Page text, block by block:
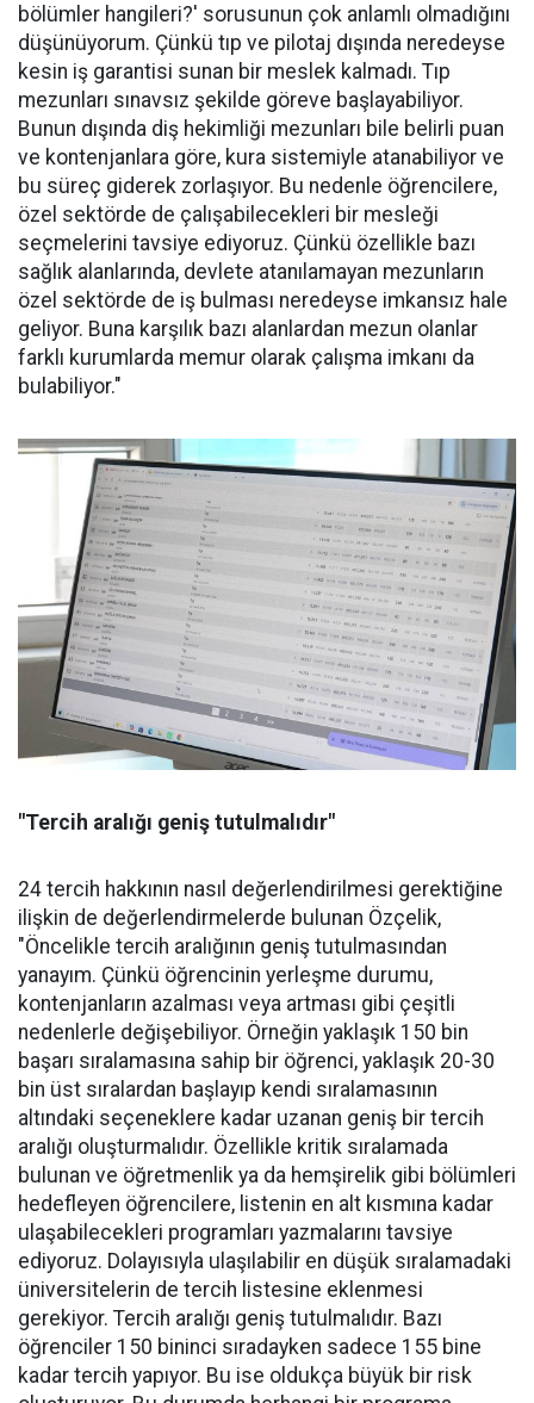
bölümler hangileri?' sorusunun çok anlamlı olmadığını
düşünüyorum. Çünkü tıp ve pilotaj dışında neredeyse
kesin iş garantisi sunan bir meslek kalmadı. Tıp
mezunları sınavsız şekilde göreve başlayabiliyor.
Bunun dışında diş hekimliği mezunları bile belirli puan
ve kontenjanlara göre, kura sistemiyle atanabiliyor ve
bu süreç giderek zorlaşıyor. Bu nedenle öğrencilere,
özel sektörde de çalışabilecekleri bir mesleği
seçmelerini tavsiye ediyoruz. Çünkü özellikle bazı
sağlık alanlarında, devlete atanılamayan mezunların
özel sektörde de iş bulması neredeyse imkansız hale
geliyor. Buna karşılık bazı alanlardan mezun olanlar
farklı kurumlarda memur olarak çalışma imkanı da
bulabiliyor."
"Tercih aralığı geniş tutulmalıdır"
24 tercih hakkının nasıl değerlendirilmesi gerektiğine
ilişkin de değerlendirmelerde bulunan Özçelik,
"Öncelikle tercih aralığının geniş tutulmasından
yanayım. Çünkü öğrencinin yerleşme durumu,
kontenjanların azalması veya artması gibi çeşitli
nedenlerle değişebiliyor. Örneğin yaklaşık 150 bin
başarı sıralamasına sahip bir öğrenci, yaklaşık 20-30
bin üst sıralardan başlayıp kendi sıralamasının
altındaki seçeneklere kadar uzanan geniş bir tercih
aralığı oluşturmalıdır. Özellikle kritik sıralamada
bulunan ve öğretmenlik ya da hemşirelik gibi bölümleri
hedefleyen öğrencilere, listenin en alt kısmına kadar
ulaşabilecekleri programları yazmalarını tavsiye
ediyoruz. Dolayısıyla ulaşılabilir en düşük sıralamadaki
üniversitelerin de tercih listesine eklenmesi
gerekiyor. Tercih aralığı geniş tutulmalıdır. Bazı
öğrenciler 150 bininci sıradayken sadece 155 bine
kadar tercih yapıyor. Bu ise oldukça büyük bir risk